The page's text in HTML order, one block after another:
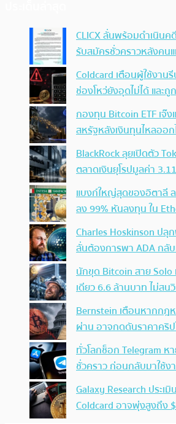
CLICX ลั่นพร้อมดำเนิน
รับสมัครชั่วคราวหลังคน
Coldcard เตือนผู้ใช้งา
ช่องโหว่ยังอุดไม่ได้ และถู
กองทุน Bitcoin ETF เจ๊ง
สหรัฐหลังเงินทุนไหลออ
BlackRock ลุยเปิดตัว
ตลาดเงินยุโรปมูลค่า
แบงก์ใหญ่สุดของอิตาลี
ลง 99% หันลงทุน ใน
Charles Hoskinson ป
ลั่นต้องการพา ADA กลั
นักขุด Bitcoin สาย
เดียว 6.6 ล้านบาท ไม่ส
Bernstein เตือนหากกฎห
ผ่าน อาจกดดันราคาคริ
ทั่วโลกช็อก Telegram ห
ชั่วคราว ก่อนกลับมาใช้ง
Galaxy Research ประเ
Coldcard อาจพุ่งสูงถึง